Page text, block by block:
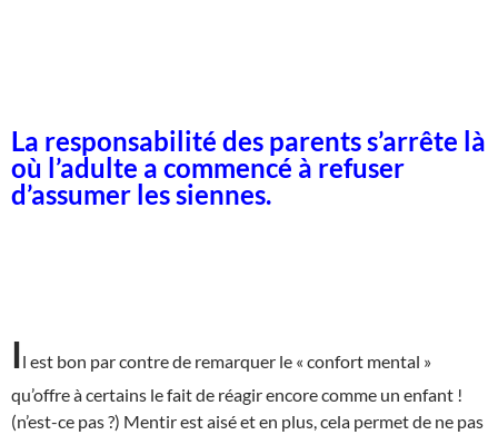
La responsabilité des parents s’arrête là
où l’adulte a commencé à refuser
d’assumer les siennes.
Il est bon par contre de remarquer le « confort mental »
qu’offre à certains le fait de réagir encore comme un enfant !
(n’est-ce pas ?) Mentir est aisé et en plus, cela permet de ne pas